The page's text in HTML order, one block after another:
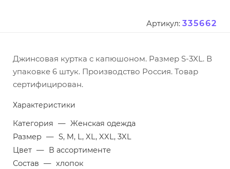
Артикул: 335662
Джинсовая куртка с капюшоном. Размер S-3XL. В
упаковке 6 штук. Производство Россия. Товар
сертифицирован.
Характеристики
Категория — Женская одежда
Размер — S, M, L, XL, XXL, 3XL
Цвет — В ассортименте
Состав — хлопок